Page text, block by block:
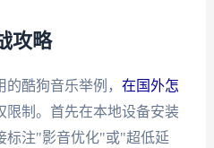
攻略
酷狗音乐举例， 在国外怎
限制。首先在本地设备安装
标注"影音优化"或"超低延